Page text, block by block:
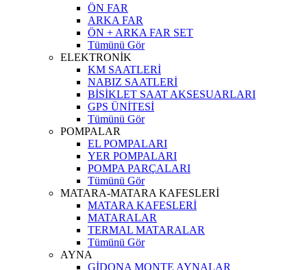
ÖN FAR
ARKA FAR
ÖN + ARKA FAR SET
Tümünü Gör
ELEKTRONİK
KM SAATLERİ
NABIZ SAATLERİ
BİSİKLET SAAT AKSESUARLARI
GPS ÜNİTESİ
Tümünü Gör
POMPALAR
EL POMPALARI
YER POMPALARI
POMPA PARÇALARI
Tümünü Gör
MATARA-MATARA KAFESLERİ
MATARA KAFESLERİ
MATARALAR
TERMAL MATARALAR
Tümünü Gör
AYNA
GİDONA MONTE AYNALAR